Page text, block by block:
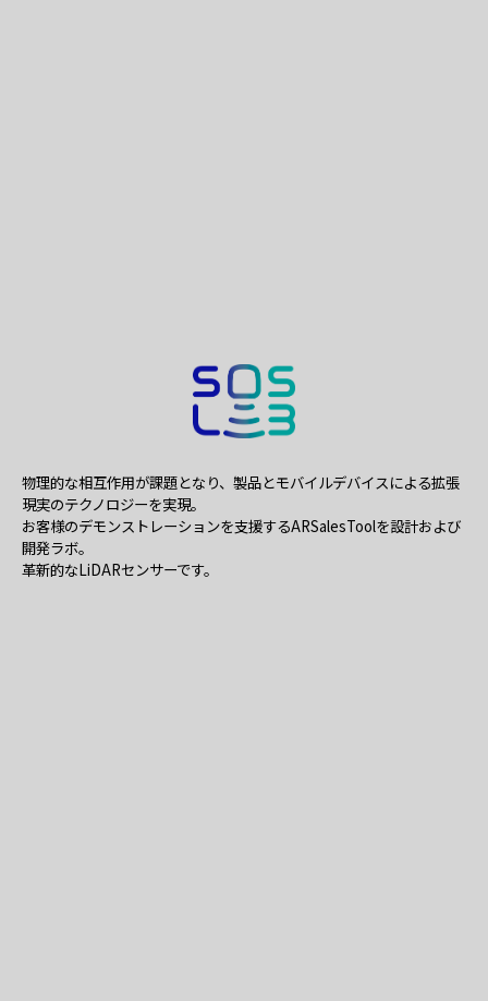
物理的な相互作用が課題となり、製品とモバイルデバイスによる拡張
現実のテクノロジーを実現。
お客様のデモンストレーションを支援するARSalesToolを設計および
開発ラボ。
革新的なLiDARセンサーです。